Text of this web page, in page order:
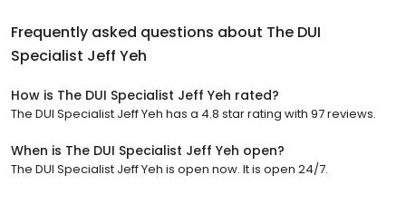
Frequently asked questions about The DUI
Specialist Jeff Yeh
How is The DUI Specialist Jeff Yeh rated?
The DUI Specialist Jeff Yeh has a 4.8 star rating with 97 reviews.
When is The DUI Specialist Jeff Yeh open?
The DUI Specialist Jeff Yeh is open now. It is open 24/7.